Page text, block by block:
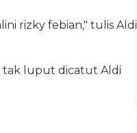
rizky febian," tulis Aldi
tak luput dicatut Aldi